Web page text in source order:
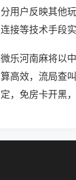
分用户反映其他
连接等技术手段
微乐河南麻将以
算高效，流局查
定，免房卡开黑